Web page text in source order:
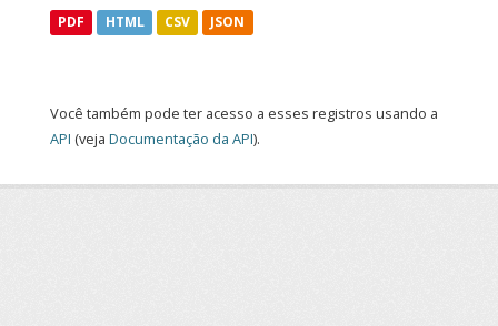
PDF HTML CSV JSON
Você também pode ter acesso a esses registros usando a
API (veja Documentação da API).